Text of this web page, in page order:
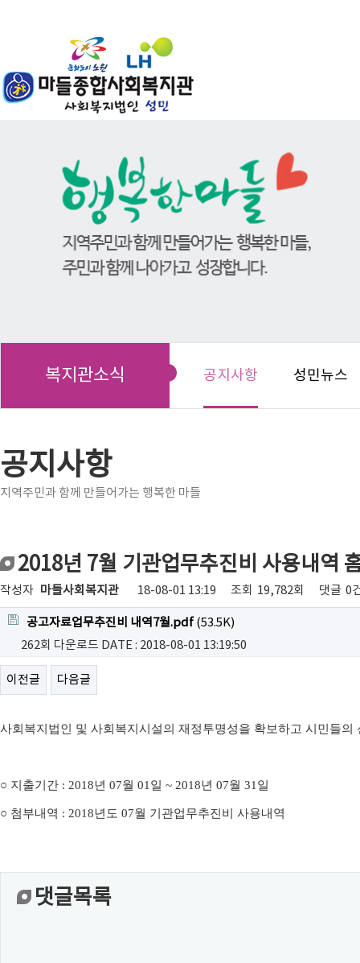
복지관소식 공지사항 성민뉴스
공지사항
지역주민과 함께 만들어가는 행복한 마들
2018년 7월 기관업무추진비 사용내역
작성자 마들사회복지관 18-08-01 13:19 조회 19,782회 댓글 0
공고자료업무추진비 내역7월.pdf (53.5K)
262회 다운로드 DATE : 2018-08-01 13:19:50
이전글 다음글
사회복지법인 및 사회복지시설의 재정투명성을 확보하고 시민들
○ 지출기간 : 2018년 07월 01일 ~ 2018년 07월 31일
○ 첨부내역 : 2018년도 07월 기관업무추진비 사용내역
댓글목록